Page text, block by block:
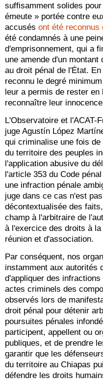
suffisamment solides
émeute » portée contre
accusés ont été reconnus
été condamnés à une
d'emprisonnement, qui a
une amende d'un
au droit pénal de l'État.
reconnu le degré
leur a permis de rester
reconnaître leur
L'Observatoire et l'ACAT-
juge Agustín López
qui criminalise une fois
du territoire des peuples
l'application abusive du
l'article 353 du Code
une infraction pénale
juge dans ce cas n'est
décontextualisée des
champ à l'arbitraire de
à l'exercice des droits à
réunion et d'association.
Par conséquent, nos
instamment aux autorités
d'appliquer des
actes criminels des
observés lors de
droit pénal pour détenir
poursuites pénales
participent, appellent ou
publiques, et de prendre
garantir que les
du territoire au Chiapas
défendre les droits